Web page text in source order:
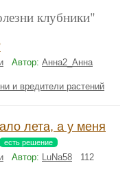
клубники"
Автор: Анна2_Анна
и вредители растений
лета, а у меня
есть решение
Автор: LuNa58 112